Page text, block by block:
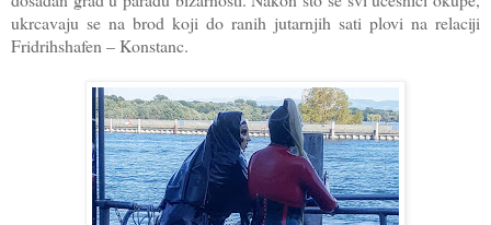
ukrcavaju se na brod koji do ranih jutarnjih sati plovi na relaciji
Fridrihshafen – Konstanc.